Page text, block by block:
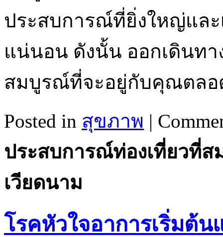
ประสบการณ์ที่ยิ่งใหญ่แล
แน่นอน ดังนั้น ออกเดินทา
สมบูรณ์ที่จะอยู่กับคุณตลอ
Posted in สุขภาพ |
ประสบการณ์ท่องเที่ยวที่ส
เวียดนาม
โรคหัวใจอาการเริ่มต้